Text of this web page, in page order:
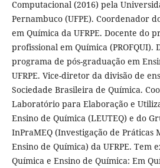
Computacional (2016) pela
Pernambuco (UFPE). Coordenador
em Química da UFRPE. Docente do
profissional em Química
programa de pós-graduação em
UFRPE. Vice-diretor da divisão de
Sociedade Brasileira de Química.
Laboratório para Elaboração e
Ensino de Química (LEUTEQ) e do
InPraMEQ (Investigação de Práticas
Ensino de Química) da UFRPE. Tem
Química e Ensino de Química: Em